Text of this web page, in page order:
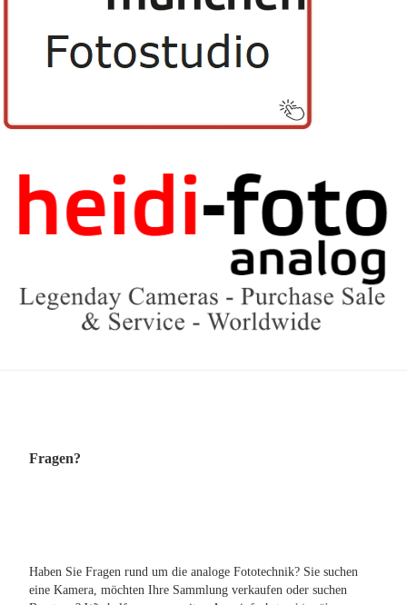
Fragen?
Haben Sie Fragen rund um die analoge Fototechnik? Sie suchen
eine Kamera, möchten Ihre Sammlung verkaufen oder suchen